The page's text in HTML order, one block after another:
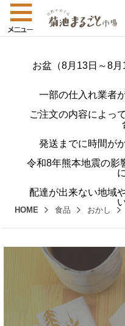
お盆（8月13日～8
一部の仕入れ業者
ご注文の内容によっ
発送までに時間が
令和8年熊本地震の影
配達が出来ない地域
HOME 食品 おかし